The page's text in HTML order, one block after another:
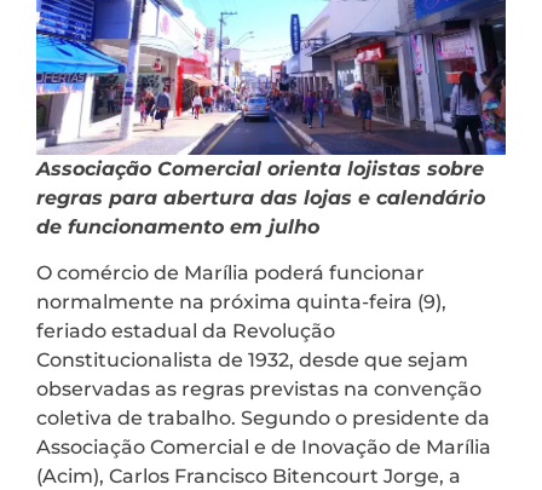
Associação Comercial orienta lojistas sobre
regras para abertura das lojas e calendário
de funcionamento em julho
O comércio de Marília poderá funcionar
normalmente na próxima quinta-feira (9),
feriado estadual da Revolução
Constitucionalista de 1932, desde que sejam
observadas as regras previstas na convenção
coletiva de trabalho. Segundo o presidente da
Associação Comercial e de Inovação de Marília
(Acim), Carlos Francisco Bitencourt Jorge, a